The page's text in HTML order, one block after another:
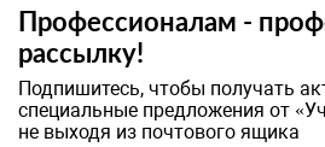
Профессионалам -
рассылку!
Подпишитесь, чтобы получать
специальные предложения от
не выходя из почтового ящика